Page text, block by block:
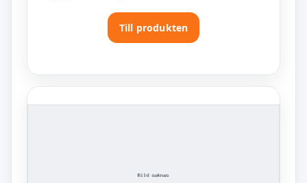
Till produkten